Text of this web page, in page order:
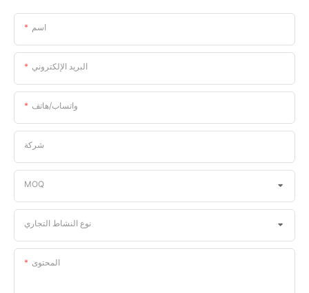
اسم
البريد الإلكتروني
واتساب/هاتف
شركة
MOQ
نوع النشاط التجاري
المحتوى